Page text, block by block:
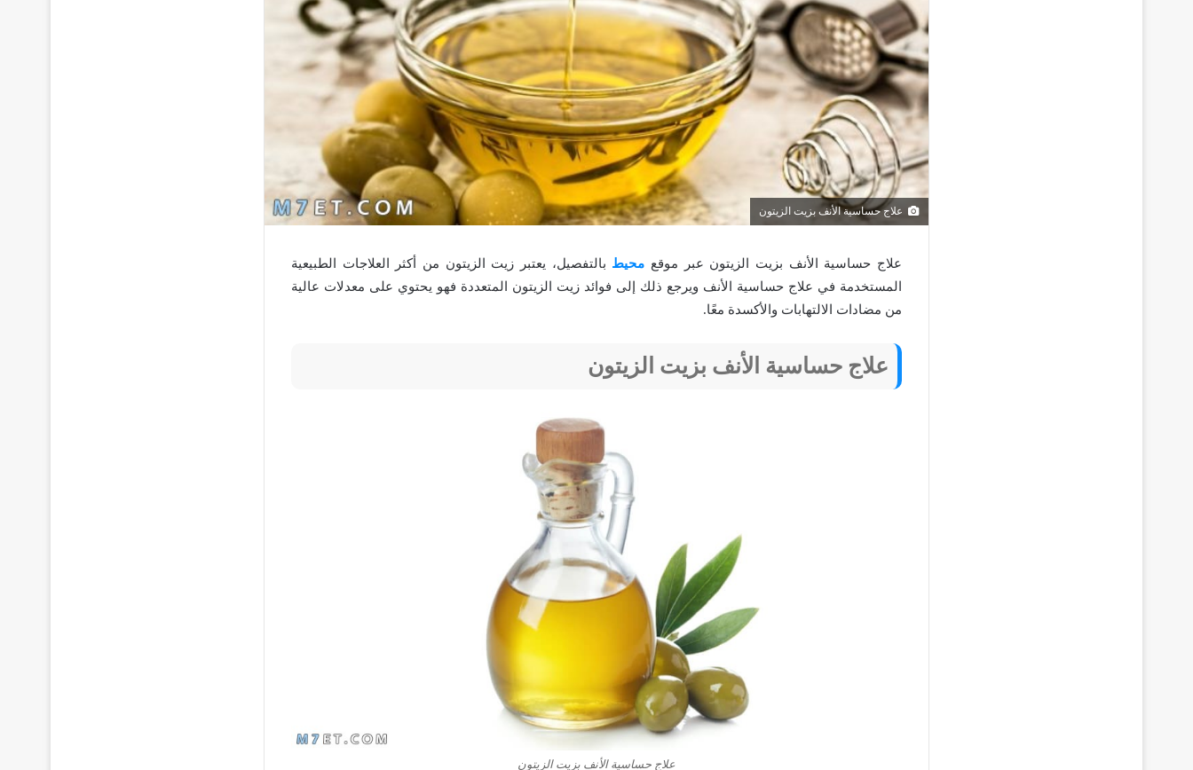
علاج حساسية الأنف بزيت الزيتون
علاج حساسية الأنف بزيت الزيتون عبر موقع محيط بالتفصيل، يعتبر زيت الزيتون من أكثر العلاجات الطبيعية
المستخدمة في علاج حساسية الأنف ويرجع ذلك إلى فوائد زيت الزيتون المتعددة فهو يحتوي على معدلات عالية
من مضادات الالتهابات والأكسدة معًا.
علاج حساسية الأنف بزيت الزيتون
علاج حساسية الأنف بزيت الزيتون